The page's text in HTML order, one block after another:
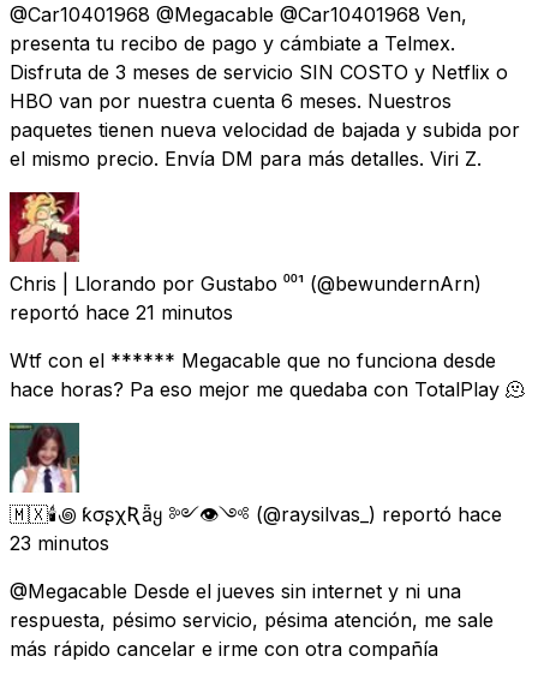
@Car10401968 @Megacable @Car10401968 Ven,
presenta tu recibo de pago y cámbiate a Telmex.
Disfruta de 3 meses de servicio SIN COSTO y Netflix o
HBO van por nuestra cuenta 6 meses. Nuestros
paquetes tienen nueva velocidad de bajada y subida por
el mismo precio. Envía DM para más detalles. Viri Z.
Chris | Llorando por Gustabo ⁰⁰¹ (@bewundernArn)
reportó hace 21 minutos
Wtf con el ****** Megacable que no funciona desde
hace horas? Pa eso mejor me quedaba con TotalPlay 🫠
🇲🇽🕯꩜ ƙσʂχƦǟყ ༻👁༺ (@raysilvas_) reportó hace
23 minutos
@Megacable Desde el jueves sin internet y ni una
respuesta, pésimo servicio, pésima atención, me sale
más rápido cancelar e irme con otra compañía